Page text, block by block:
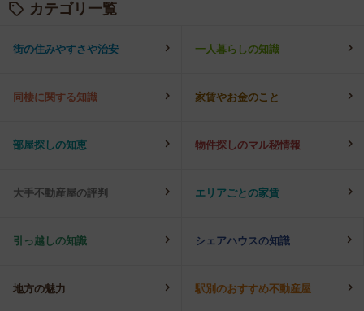
カテゴリ一覧
街の住みやすさや治安 一人暮らしの知識
同棲に関する知識 家賃やお金のこと
部屋探しの知恵 物件探しのマル秘情報
大手不動産屋の評判 エリアごとの家賃
引っ越しの知識 シェアハウスの知識
地方の魅力 駅別のおすすめ不動産屋